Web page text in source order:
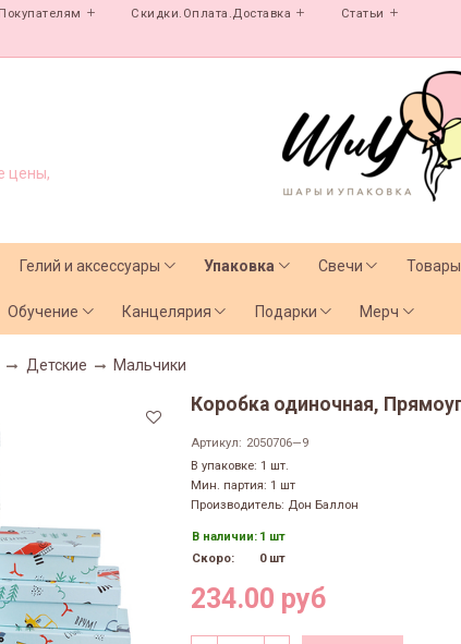
Покупателям Скидки.Оплата.Доставка Статьи
цены,
Гелий и аксессуары Упаковка Свечи
Обучение Канцелярия Подарки Мерч
Детские Мальчики
Коробка одиночная,
Артикул: 2050706—9
В упаковке: 1 шт.
Мин. партия: 1 шт
Производитель: Дон Баллон
В наличии: 1 шт
Скоро:
0 шт
234.00 руб